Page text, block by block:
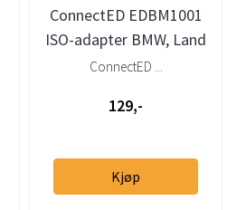
ConnectED EDBM1001
ISO-adapter BMW, Land
Rover (Quadlock/40-pins)
ConnectED ...
129,-
Kjøp